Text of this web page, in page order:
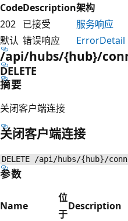
CodeDescription架构
202 已接受
服务响应
默认 错误响应 ErrorDetail
/api/hubs/{hub}/
DELETE
摘要
关闭客户端连接
关闭客户端连接
DELETE /api/hubs/{hub}/
参数
Name
位
于
Description